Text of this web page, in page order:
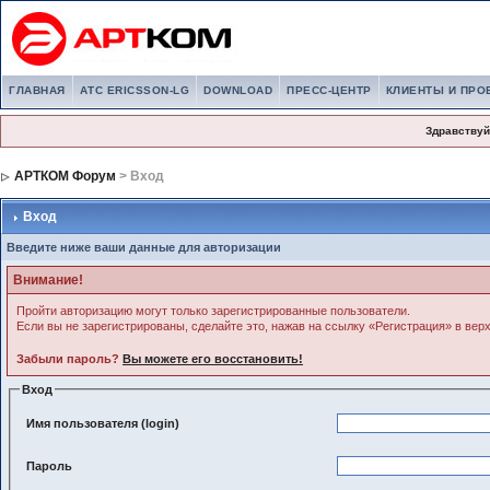
ГЛАВНАЯ АТС ERICSSON-LG DOWNLOAD ПРЕСС-ЦЕНТР КЛИЕНТЫ И
АРТКОМ Форум > Вход
Вход
Введите ниже ваши данные для авторизации
Внимание!
Пройти авторизацию могут только зарегистрированные пользователи.
Если вы не зарегистрированы, сделайте это, нажав на ссылку «Регистрация» в
Забыли пароль? Вы можете его восстановить!
Вход
Имя пользователя (login)
Пароль